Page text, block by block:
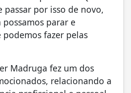
passar por isso de novo,
parar e
fazer pelas
Madruga fez um dos
relacionando a